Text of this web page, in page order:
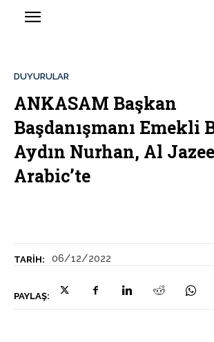
TARIH: 06/12/2022
PAYLAŞ:
DUYURULAR
ANKASAM Başkan
Başdanışmanı Emekli
Aydın Nurhan, Al
Arabic’te